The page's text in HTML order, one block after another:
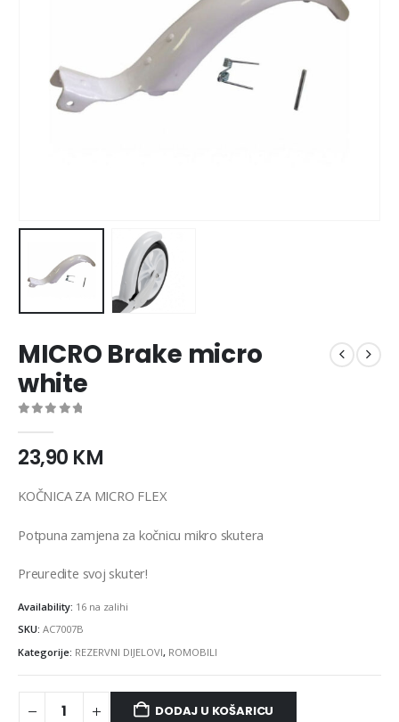
MICRO Brake micro
white
23,90 KM
KOČNICA ZA MICRO FLEX
Potpuna zamjena za kočnicu mikro skutera
Preuredite svoj skuter!
Availability: 16 na zalihi
SKU: AC7007B
Kategorije: REZERVNI DIJELOVI, ROMOBILI
DODAJ U KOŠARICU